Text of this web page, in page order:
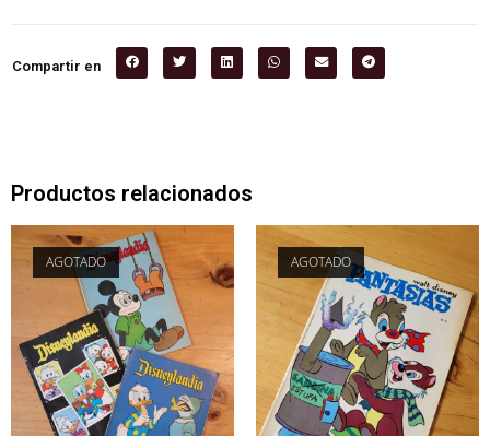
Compartir en
Productos relacionados
AGOTADO AGOTADO